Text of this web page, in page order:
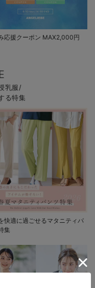
応援クーポン MAX2,000円
乳服/
る特集
快適に過ごせるマタニティパ
集